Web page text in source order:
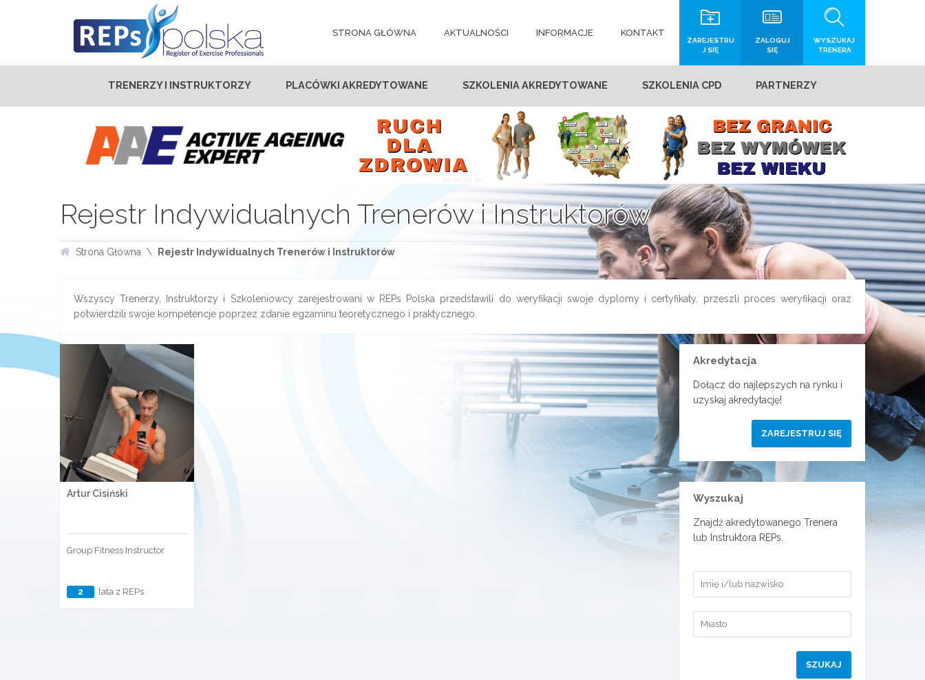
STRONA GŁÓWNA AKTUALNOŚCI INFORMACJE KONTAKT
WYSZUKAJ
TRENERA
ZALOGUJ
SIĘ
ZAREJESTRU
J SIĘ
TRENERZY I INSTRUKTORZY PLACÓWKI AKREDYTOWANE SZKOLENIA AKREDYTOWANE SZKOLENIA CPD PARTNERZY
Rejestr Indywidualnych Trenerów i Instruktorów
Strona Główna Rejestr Indywidualnych Trenerów i Instruktorów
Wszyscy Trenerzy, Instruktorzy i Szkoleniowcy zarejestrowani w REPs Polska przedstawili do weryfikacji swoje dyplomy i certyfikaty, przeszli proces weryfikacji oraz
potwierdzili swoje kompetencje poprzez zdanie egzaminu teoretycznego i praktycznego.
Artur Cisiński
Group Fitness Instructor
2 lata z REPs
Akredytacja
Dołącz do najlepszych na rynku i
uzyskaj akredytację!
ZAREJESTRUJ SIĘ
Wyszukaj
Znajdź akredytowanego Trenera
lub Instruktora REPs.